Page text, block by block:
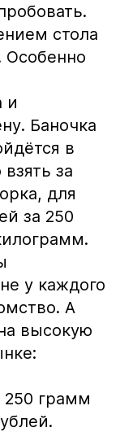
стола
Особенно
и
Баночка
в
за
для
за 250
у каждого
А
высокую
250 грамм